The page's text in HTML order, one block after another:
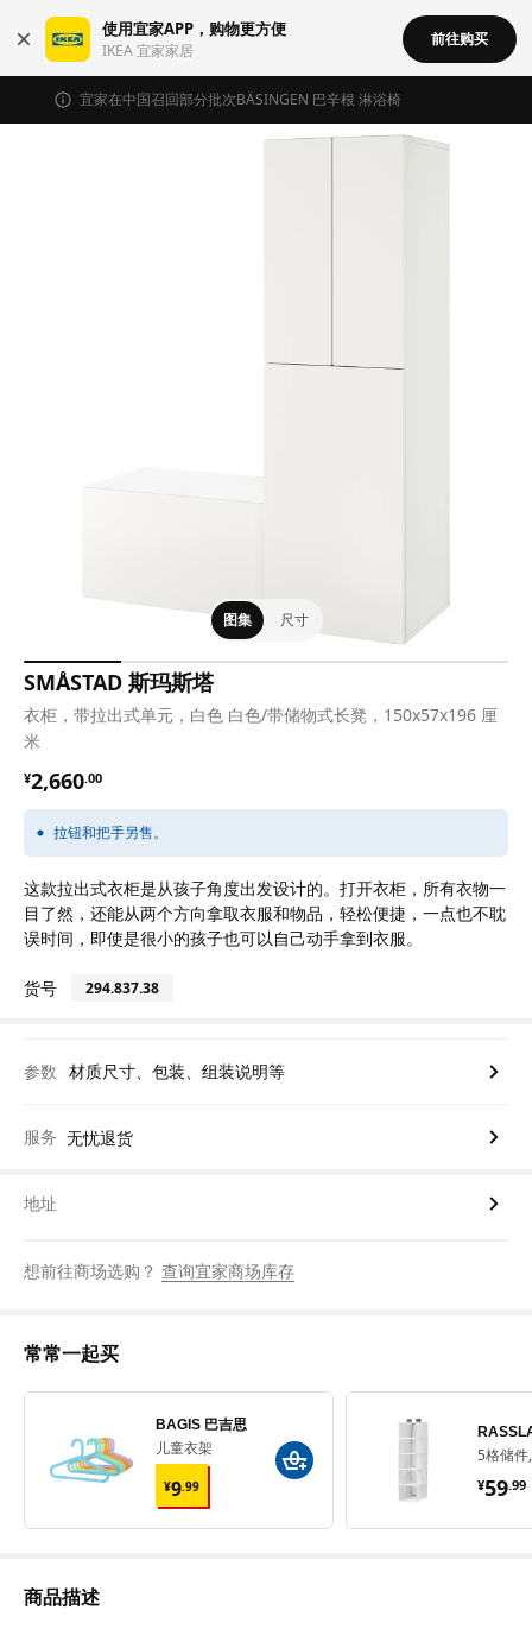
使用宜家APP，购物更方便
IKEA 宜家家居
前往购买
宜家在中国召回部分批次BÄSINGEN 巴辛根 淋浴椅
图集 尺寸
SMÅSTAD 斯玛斯塔
衣柜，带拉出式单元，白色 白色/带储物式长凳，150x57x196 厘
米
¥2,660.00
¥ 2660.00
拉钮和把手另售。
这款拉出式衣柜是从孩子角度出发设计的。打开衣柜，所有衣物一
目了然，还能从两个方向拿取衣服和物品，轻松便捷，一点也不耽
误时间，即使是很小的孩子也可以自己动手拿到衣服。
货号 294.837.38
参数 材质尺寸、包装、组装说明等
服务 无忧退货
地址
想前往商场选购？ 查询宜家商场库存
常常一起买
BAGIS 巴吉思
儿童衣架
¥9.99
¥ 9.99
5格储
¥59.99
¥
商品描述